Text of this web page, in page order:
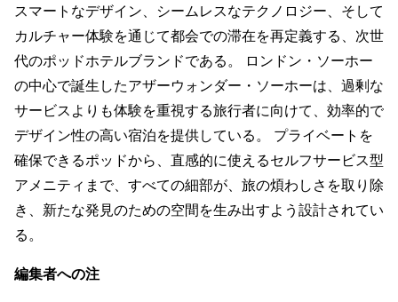
スマートなデザイン、シームレスなテクノロジー、そして
カルチャー体験を通じて都会での滞在を再定義する、次世
代のポッドホテルブランドである。 ロンドン・ソーホー
の中心で誕生したアザーウォンダー・ソーホーは、過剰な
サービスよりも体験を重視する旅行者に向けて、効率的で
デザイン性の高い宿泊を提供している。 プライベートを
確保できるポッドから、直感的に使えるセルフサービス型
アメニティまで、すべての細部が、旅の煩わしさを取り除
き、新たな発見のための空間を生み出すよう設計されてい
る。
編集者への注